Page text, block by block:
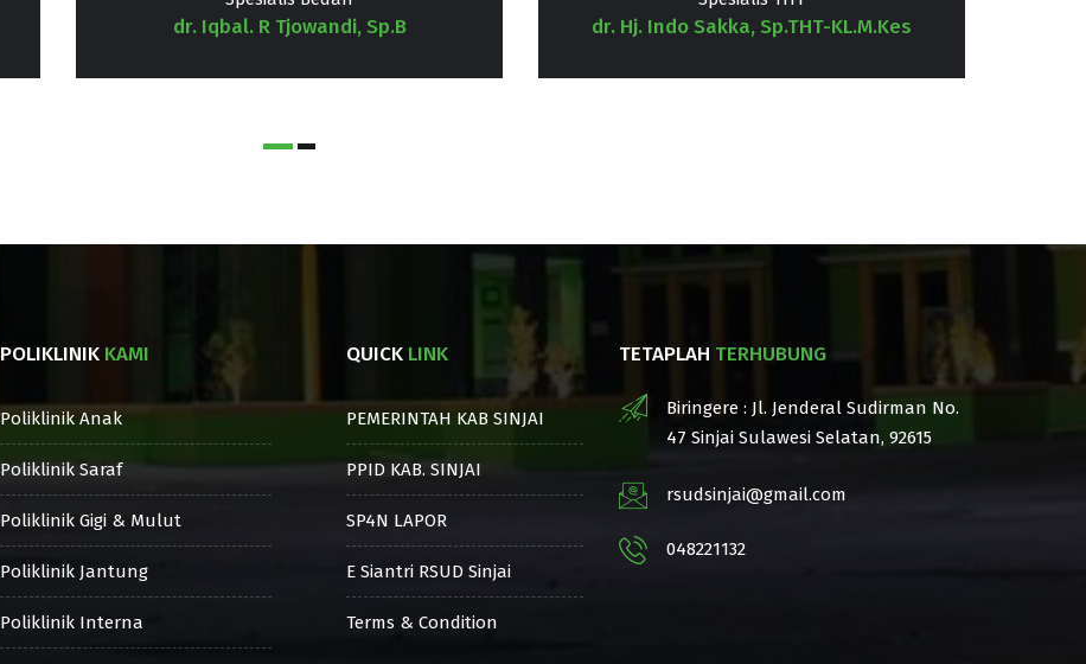
dr. Iqbal. R Tjowandi, Sp.B dr. Hj. Indo Sakka, Sp.THT-KL.M.Kes
POLIKLINIK KAMI
Poliklinik Anak
Poliklinik Saraf
Poliklinik Gigi & Mulut
Poliklinik Jantung
Poliklinik Interna
QUICK LINK
PEMERINTAH KAB SINJAI
PPID KAB. SINJAI
SP4N LAPOR
E Siantri RSUD Sinjai
Terms & Condition
TETAPLAH TERHUBUNG
Biringere : Jl. Jenderal Sudirman No.
47 Sinjai Sulawesi Selatan, 92615
rsudsinjai@gmail.com
048221132